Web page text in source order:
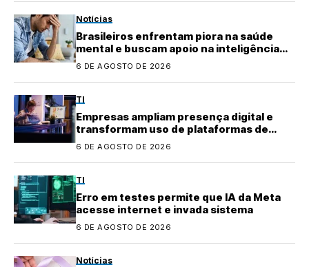
Notícias
Brasileiros enfrentam piora na saúde
mental e buscam apoio na inteligência
artificial
6 DE AGOSTO DE 2026
TI
Empresas ampliam presença digital e
transformam uso de plataformas de
conteúdo
6 DE AGOSTO DE 2026
TI
Erro em testes permite que IA da Meta
acesse internet e invada sistema
6 DE AGOSTO DE 2026
Notícias